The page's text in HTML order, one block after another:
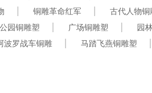
铜雕革命红军 古代人物铜
公园铜雕塑 广场铜雕塑 园
波罗战车铜雕 马踏飞燕铜雕塑